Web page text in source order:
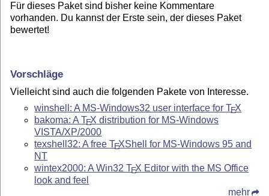
Für dieses Paket sind bisher keine Kommentare
vorhanden. Du kannst der Erste sein, der dieses Paket
bewertet!
Vorschläge
Vielleicht sind auch die folgenden Pakete von Interesse.
winshell: A MS-Windows32 user interface forTEX
bakoma: ATEX distribution for MS-Windows
VISTA/XP/2000
texshell32: A freeTEXShell for MS-Windows 95 and
NT
wintex2000: A Win32TEX Editor with the MS Office
look and feel
mehr